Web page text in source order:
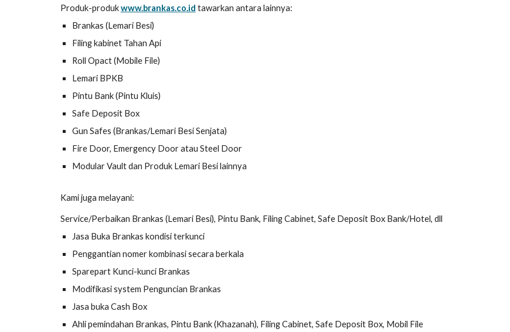
Produk-produkwww.brankas.co.id tawarkan antara lainnya:
Brankas (Lemari Besi)
Filing kabinet Tahan Api
Roll Opact (Mobile File)
Lemari BPKB
Pintu Bank (Pintu Kluis)
Safe Deposit Box
Gun Safes (Brankas/Lemari Besi Senjata)
Fire Door, Emergency Door atau Steel Door
Modular Vault dan Produk Lemari Besi lainnya
Kami juga melayani:
Service/Perbaikan Brankas (Lemari Besi), Pintu Bank, Filing Cabinet, Safe Deposit Box Bank/Hotel, dll
Jasa Buka Brankas kondisi terkunci
Penggantian nomer kombinasi secara berkala
Sparepart Kunci-kunci Brankas
Modifikasi system Penguncian Brankas
Jasa buka Cash Box
Ahli pemindahan Brankas, Pintu Bank (Khazanah), Filing Cabinet, Safe Deposit Box, Mobil File